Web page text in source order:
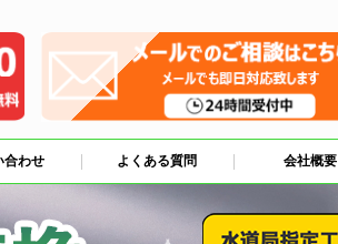
合わせ よくある質問 会社概要